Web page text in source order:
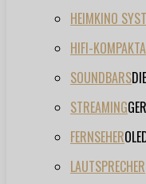
HEIMKINO
HIFI-
SOUNDBARS
STREAMING
FERNSEHER
LAUTSPRECHER